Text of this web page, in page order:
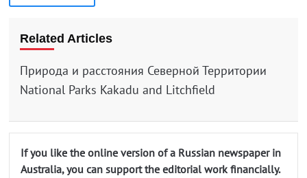
Related Articles
Природа и расстояния Северной Территории
National Parks Kakadu and Litchfield
If you like the online version of a Russian newspaper in
Australia, you can support the editorial work financially.